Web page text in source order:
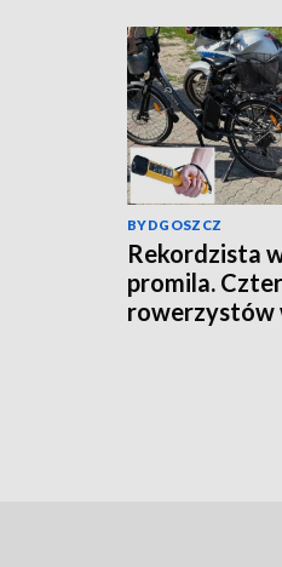
BYDGOSZCZ
Rekordzista
promila.
rowerzystów